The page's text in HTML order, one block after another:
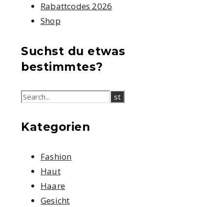
Rabattcodes 2026
Shop
Suchst du etwas
bestimmtes?
Kategorien
Fashion
Haut
Haare
Gesicht